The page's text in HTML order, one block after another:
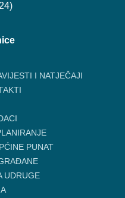
I NATJEČAJI
PUNAT
UDRUGE